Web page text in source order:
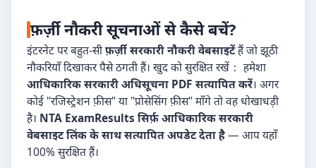
फ़र्ज़ी नौकरी सूचनाओं से कैसे बचें?
इंटरनेट पर बहुत-सीफ़र्ज़ी सरकारी नौकरी वेबसाइटेंहैं जो झूठी
नौकरियाँ दिखाकर पैसे ठगती हैं। खुद को सुरक्षित रखें： हमेशा
आधिकारिक सरकारी अधिसूचना PDF सत्यापित करें। अगर
कोई "रजिस्ट्रेशन फ़ीस" या "प्रोसेसिंग फ़ीस" माँगे तो वह धोखाधड़ी
है। NTA ExamResults सिर्फ़ आधिकारिक सरकारी
वेबसाइट लिंक के साथ सत्यापित अपडेट देता है— आप यहाँ
100% सुरक्षित हैं।